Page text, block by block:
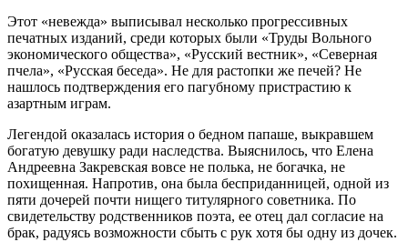
Этот «невежда» выписывал несколько прогрессивных
печатных изданий, среди которых были «Труды Вольного
экономического общества», «Русский вестник», «Северная
пчела», «Русская беседа». Не для растопки же печей? Не
нашлось подтверждения его пагубному пристрастию к
азартным играм.
Легендой оказалась история о бедном папаше, выкравшем
богатую девушку ради наследства. Выяснилось, что Елена
Андреевна Закревская вовсе не полька, не богачка, не
похищенная. Напротив, она была бесприданницей, одной из
пяти дочерей почти нищего титулярного советника. По
свидетельству родственников поэта, ее отец дал согласие на
брак, радуясь возможности сбыть с рук хотя бы одну из дочек.